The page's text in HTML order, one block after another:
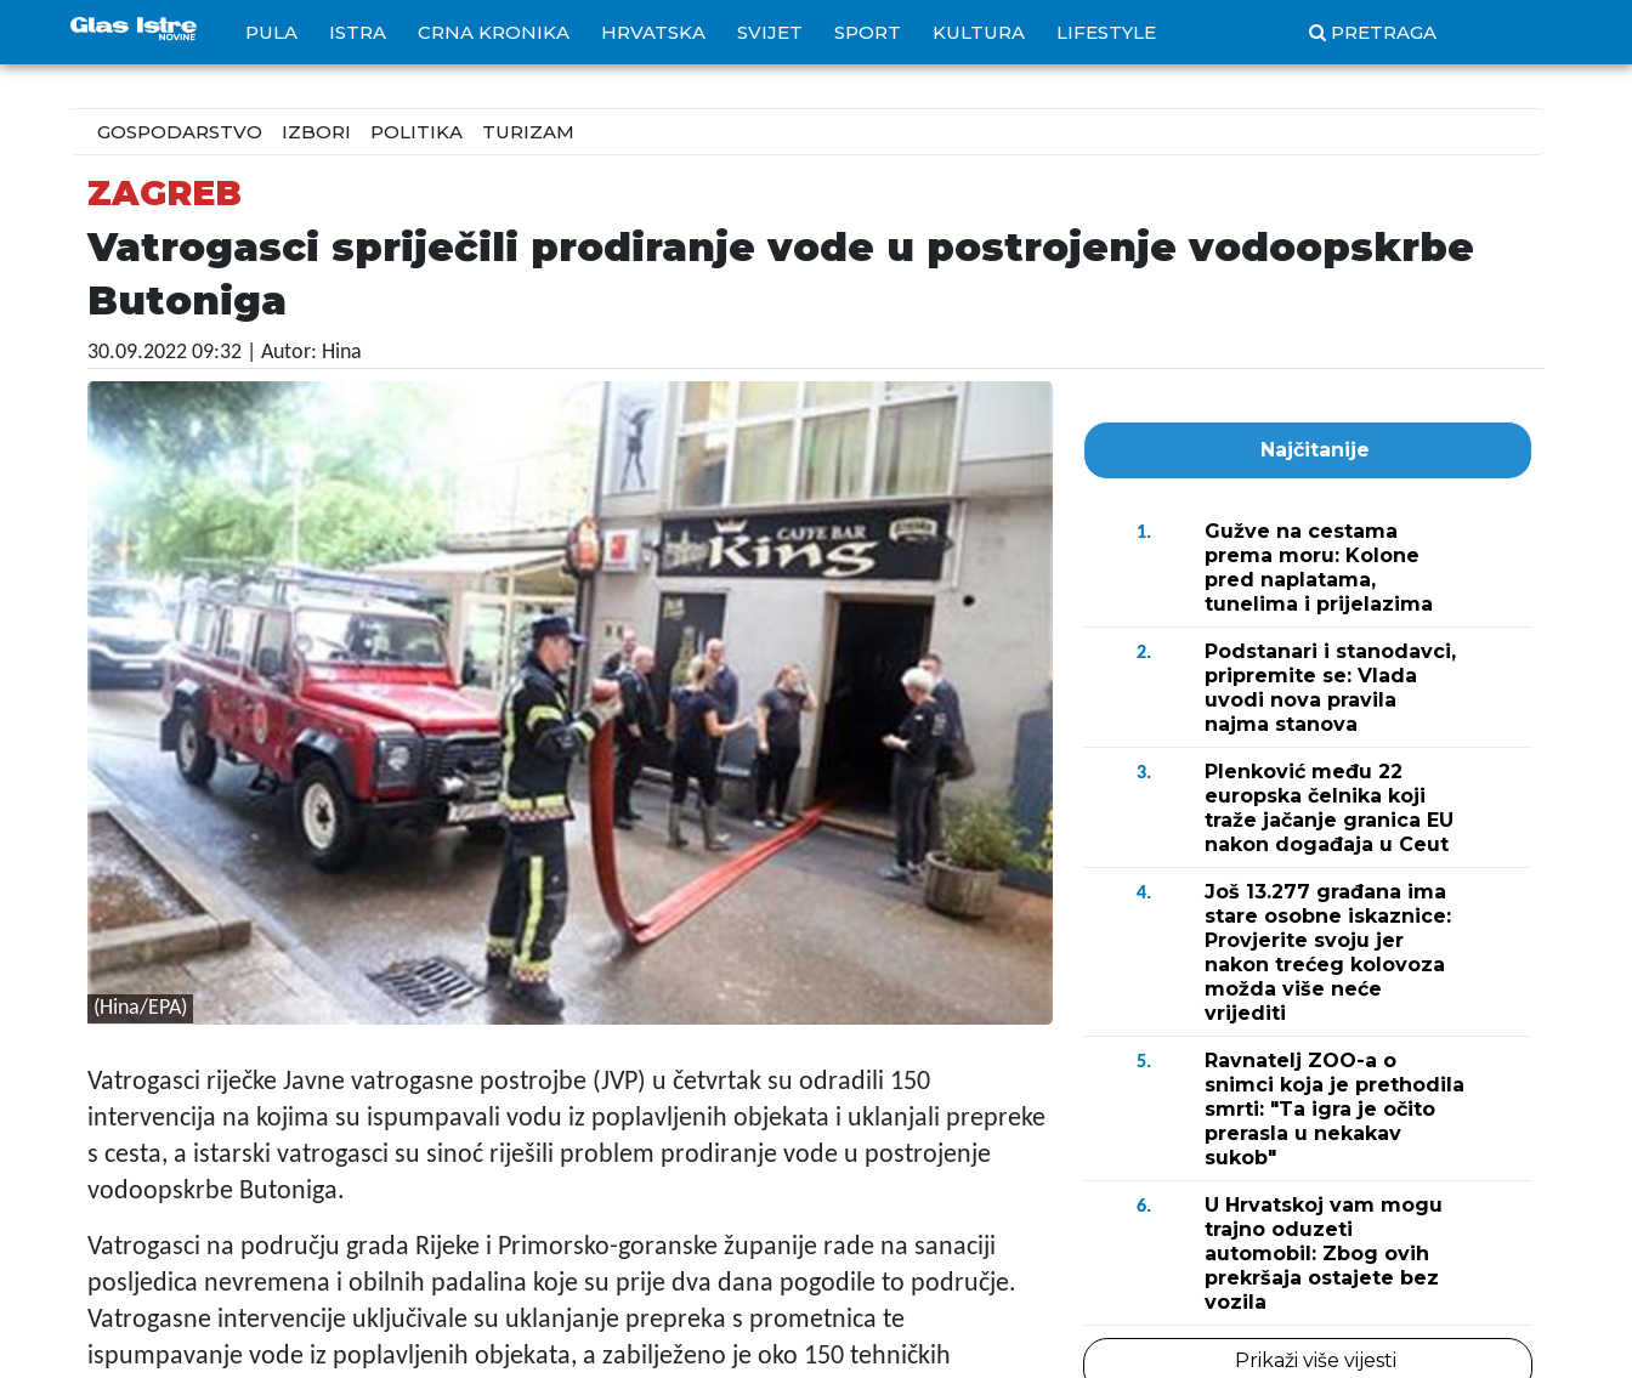
PULA ISTRA CRNA KRONIKA HRVATSKA SVIJET SPORT KULTURA LIFESTYLE PRETRAGA
GOSPODARSTVO IZBORI POLITIKA TURIZAM
ZAGREB
Vatrogasci spriječili prodiranje vode u postrojenje vodoopskrbe
Butoniga
30.09.2022 09:32 | Autor: Hina
(Hina/EPA)
Vatrogasci riječke Javne vatrogasne postrojbe (JVP) u četvrtak su odradili 150
intervencija na kojima su ispumpavali vodu iz poplavljenih objekata i uklanjali prepreke
s cesta, a istarski vatrogasci su sinoć riješili problem prodiranje vode u postrojenje
vodoopskrbe Butoniga.
Vatrogasci na području grada Rijeke i Primorsko-goranske županije rade na sanaciji
posljedica nevremena i obilnih padalina koje su prije dva dana pogodile to područje.
Vatrogasne intervencije uključivale su uklanjanje prepreka s prometnica te
ispumpavanje vode iz poplavljenih objekata, a zabilježeno je oko 150 tehničkih
Najčitanije
1.
Gužve na cestama
prema moru: Kolone
pred naplatama,
tunelima i prijelazima
2.
Podstanari i stanodavci,
pripremite se: Vlada
uvodi nova pravila
najma stanova
3.
Plenković među 22
europska čelnika koji
traže jačanje granica EU
nakon događaja u Ceut
4.
Još 13.277 građana ima
stare osobne iskaznice:
Provjerite svoju jer
nakon trećeg kolovoza
možda više neće
vrijediti
5.
Ravnatelj ZOO-a o
snimci koja je prethodila
smrti: "Ta igra je očito
prerasla u nekakav
sukob"
6.
U Hrvatskoj vam mogu
trajno oduzeti
automobil: Zbog ovih
prekršaja ostajete bez
vozila
Prikaži više vijesti